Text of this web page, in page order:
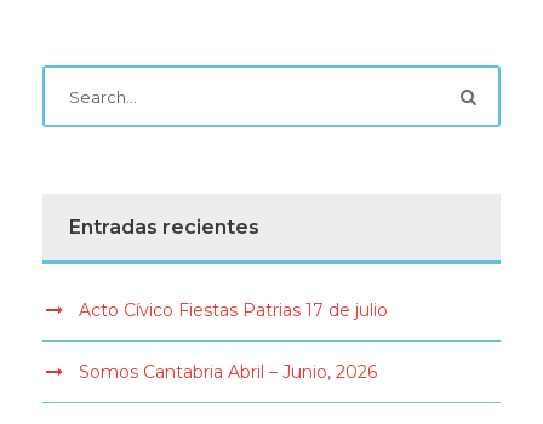
Entradas recientes
Acto Cívico Fiestas Patrias 17 de julio
Somos Cantabria Abril – Junio, 2026